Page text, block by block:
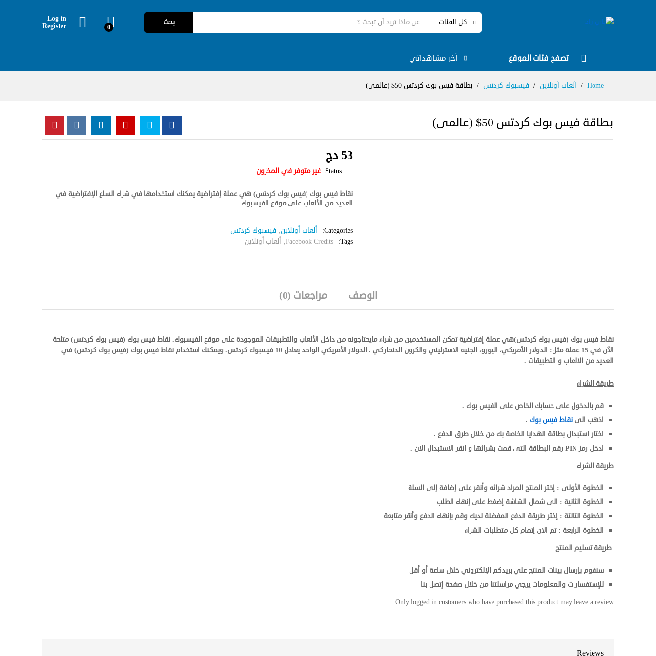
كل الفئات بحث
0
Log in
Register
تصفح فئات الموقع أخر مشاهداتي
Home
/ ألعاب أونلاين / فيسبوك كردتس / بطاقة فيس بوك كردتس 50$ (عالمى)
بطاقة فيس بوك كردتس 50$ (عالمى)
53 دج
Status: غير متوفر في المخزون
نقاط فيس بوك (فيس بوك كردتس) هي عملة إفتراضية يمكنك استخدامها في شراء السلع الإفتراضية في
العديد من الألعاب على موقع الفيسبوك.
Categories: ألعاب أونلاين, فيسبوك كردتس
Tags:
Facebook Credits
, ألعاب أونلاين
الوصف مراجعات (0)
نقاط فيس بوك (فيس بوك كردتس)هي عملة إفتراضية تمكن المستخدمين من شراء مايحتاجونه من داخل الألعاب والتطبيقات الموجودة على موقع الفيسبوك. نقاط فيس بوك (فيس بوك كردتس) متاحة
الآن في 15 عملة مثل: الدولار الأمريكي، اليورو، الجنيه الاسترليني والكرون الدنماركي . الدولار الأمريكي الواحد يعادل 10 فيسبوك كردتس. ويمكنك استخدام نقاط فيس بوك (فيس بوك كردتس) في
العديد من الالعاب و التطبيقات .
طريقة الشراء
قم بالدخول على حسابك الخاص على الفيس بوك .
اذهب الى نقاط فيس بوك .
اختار استبدال بطاقة الهدايا الخاصة بك من خلال طرق الدفع .
ادخل رمز PIN رقم البطاقة التى قمت بشرائها و انقر الاستبدال الان .
طريقة الشراء
الخطوة الأولى : إختر المنتج المراد شرائه وأنقر على إضافة إلى السلة
الخطوة الثانية : الى شمال الشاشة إضغط على إنهاء الطلب
الخطوة الثالثة : إختر طريقة الدفع المفضلة لديك وقم بإنهاء الدفع وأنقر متابعة
الخطوة الرابعة : تم الان إتمام كل متطلبات الشراء
طريقة تسليم المنتج
سنقوم بإرسال بينات المنتج علي بريدكم الإلكتروني خلال ساعة أو أقل
للإستفسارات والمعلومات يرجي مراسلتنا من خلال صفحة إتصل بنا
Only logged in customers who have purchased this product may leave a review.
Reviews